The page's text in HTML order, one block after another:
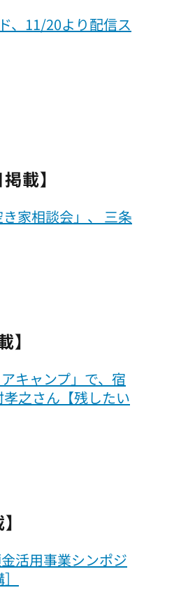
、11/20より配信ス
載】
家相談会」、 三条
キャンプ」で、宿
之さん【残したい
活用事業シンポジ